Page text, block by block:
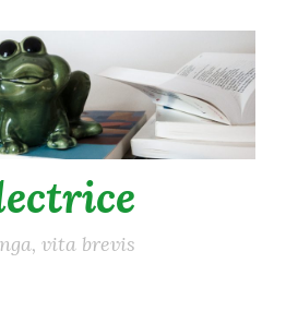
vita brevis